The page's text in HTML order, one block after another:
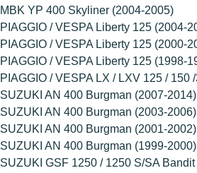
MBK YP 400 Skyliner (2004-2005)
PIAGGIO / VESPA Liberty 125 (2004-
PIAGGIO / VESPA Liberty 125 (2000-
PIAGGIO / VESPA Liberty 125 (1998-
PIAGGIO / VESPA LX / LXV 125 / 150
SUZUKI AN 400 Burgman (2007-2014)
SUZUKI AN 400 Burgman (2003-2006)
SUZUKI AN 400 Burgman (2001-2002)
SUZUKI AN 400 Burgman (1999-2000)
SUZUKI GSF 1250 / 1250 S/SA